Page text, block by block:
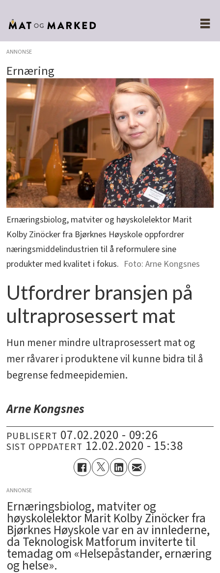
ANNONSE
Ernæring
Ernæringsbiolog, matviter og høyskolelektor Marit
Kolby Zinöcker fra Bjørknes Høyskole oppfordrer
næringsmiddelindustrien til å reformulere sine
produkter med kvalitet i fokus.
Arne Kongsnes
Utfordrer bransjen på
ultraprosessert mat
Hun mener mindre ultraprosessert mat og
mer råvarer i ­produktene vil kunne bidra til å
begrense fedmeepidemien.
Arne Kongsnes
PUBLISERT 07.02.2020 - 09:26
SIST OPPDATERT 12.02.2020 - 15:38
ANNONSE
Ernæringsbiolog, matviter og
høyskolelektor Marit Kolby Zinöcker fra
Bjørknes Høyskole var en av innlederne,
da Teknologisk Matforum inviterte til
temadag om «Helsepåstander, ernæring
og helse».